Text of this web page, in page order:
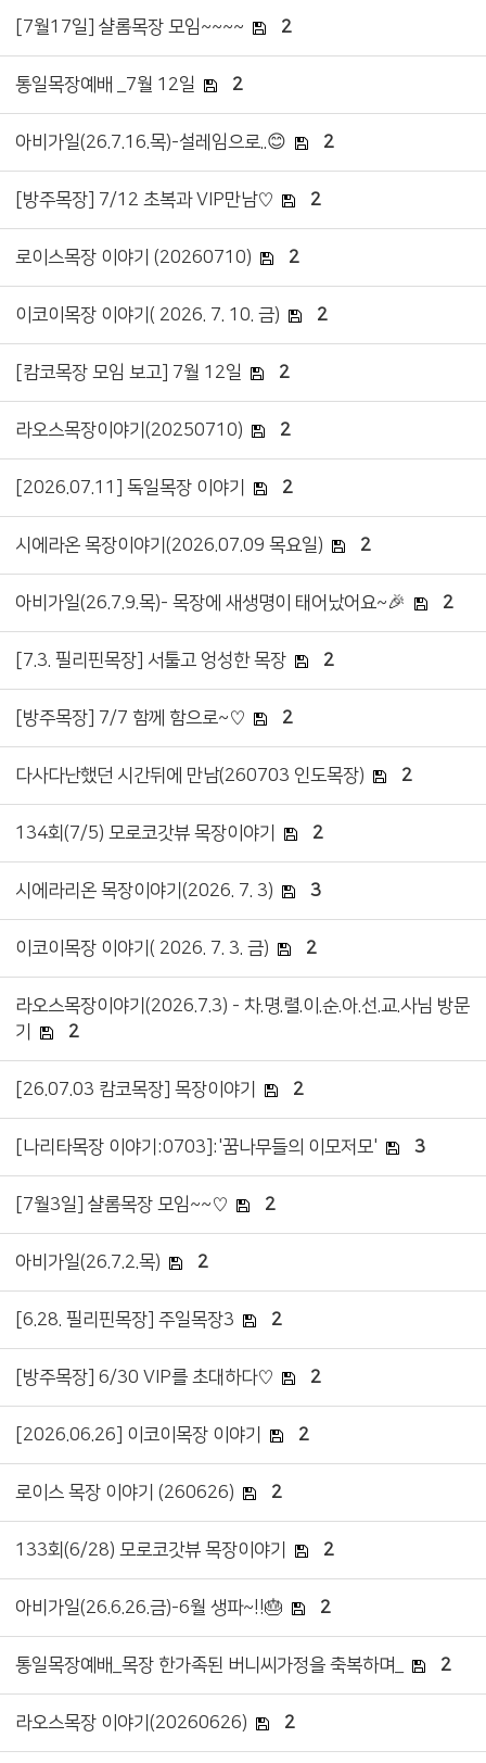
[7월17일] 샬롬목장 모임~~~~ 2
통일목장예배 _7월 12일 2
아비가일(26.7.16.목)-설레임으로..😊 2
[방주목장] 7/12 초복과 VIP만남♡ 2
로이스목장 이야기 (20260710) 2
이코이목장 이야기( 2026. 7. 10. 금) 2
[캄코목장 모임 보고] 7월 12일 2
라오스목장이야기(20250710) 2
[2026.07.11] 독일목장 이야기 2
시에라온 목장이야기(2026.07.09 목요일) 2
아비가일(26.7.9.목)- 목장에 새생명이 태어났어요~🎉 2
[7.3. 필리핀목장] 서툴고 엉성한 목장 2
[방주목장] 7/7 함께 함으로~♡ 2
다사다난했던 시간뒤에 만남(260703 인도목장) 2
134회(7/5) 모로코갓뷰 목장이야기 2
시에라리온 목장이야기(2026. 7. 3) 3
이코이목장 이야기( 2026. 7. 3. 금) 2
라오스목장이야기(2026.7.3) - 차.명.렬.이.순.아.선.교.사님 방문
기
2
[26.07.03 캄코목장] 목장이야기 2
[나리타목장 이야기:0703]:'꿈나무들의 이모저모' 3
[7월3일] 샬롬목장 모임~~♡ 2
아비가일(26.7.2.목) 2
[6.28. 필리핀목장] 주일목장3 2
[방주목장] 6/30 VIP를 초대하다♡ 2
[2026.06.26] 이코이목장 이야기 2
로이스 목장 이야기 (260626) 2
133회(6/28) 모로코갓뷰 목장이야기 2
아비가일(26.6.26.금)-6월 생파~!!🎂 2
통일목장예배_목장 한가족된 버니씨가정을 축복하며_ 2
라오스목장 이야기(20260626) 2